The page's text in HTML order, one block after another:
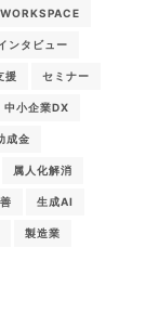
ンタビュー
援 セミナー
中小企業DX
成金
属人化解消
生成AI
製造業